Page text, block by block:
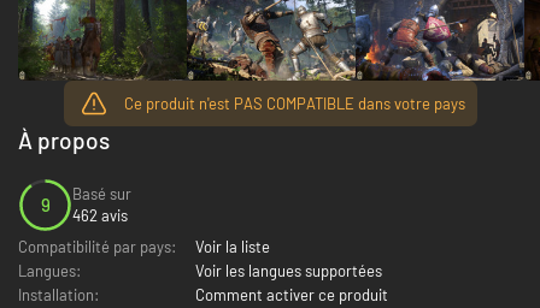
Ce produit n'est PAS COMPATIBLE dans votre pays
À propos
9
Basé sur
462 avis
Compatibilité par pays:
Voir la liste
Langues:
Voir les langues supportées
Installation:
Comment activer ce produit